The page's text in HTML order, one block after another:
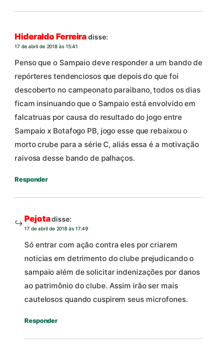
Hideraldo Ferreiradisse:
17 de abril de 2018 às 15:41
Penso que o Sampaio deve responder a um bando de
repórteres tendenciosos que depois do que foi
descoberto no campeonato paraibano, todos os dias
ficam insinuando que o Sampaio está envolvido em
falcatruas por causa do resultado do jogo entre
Sampaio x Botafogo PB, jogo esse que rebaixou o
morto crube para a série C, aliás essa é a motivação
raivosa desse bando de palhaços.
Responder
Pejotadisse:
17 de abril de 2018 às 17:49
Só entrar com ação contra eles por criarem
noticias em detrimento do clube prejudicando o
sampaio além de solicitar indenizações por danos
ao patrimônio do clube. Assim irão ser mais
cautelosos quando cuspirem seus microfones.
Responder